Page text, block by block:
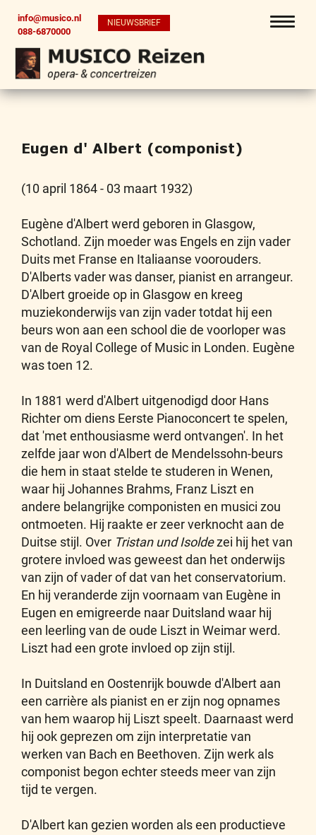
info@musico.nl
088-6870000
NIEUWSBRIEF
Eugen d' Albert (componist)
(10 april 1864 - 03 maart 1932)
Eugène d'Albert werd geboren in Glasgow,
Schotland. Zijn moeder was Engels en zijn vader
Duits met Franse en Italiaanse voorouders.
D'Alberts vader was danser, pianist en arrangeur.
D'Albert groeide op in Glasgow en kreeg
muziekonderwijs van zijn vader totdat hij een
beurs won aan een school die de voorloper was
van de Royal College of Music in Londen. Eugène
was toen 12.
In 1881 werd d'Albert uitgenodigd door Hans
Richter om diens Eerste Pianoconcert te spelen,
dat 'met enthousiasme werd ontvangen'. In het
zelfde jaar won d'Albert de Mendelssohn-beurs
die hem in staat stelde te studeren in Wenen,
waar hij Johannes Brahms, Franz Liszt en
andere belangrijke componisten en musici zou
ontmoeten. Hij raakte er zeer verknocht aan de
Duitse stijl. Over Tristan und Isoldezei hij het van
grotere invloed was geweest dan het onderwijs
van zijn of vader of dat van het conservatorium.
En hij veranderde zijn voornaam van Eugène in
Eugen en emigreerde naar Duitsland waar hij
een leerling van de oude Liszt in Weimar werd.
Liszt had een grote invloed op zijn stijl.
In Duitsland en Oostenrijk bouwde d'Albert aan
een carrière als pianist en er zijn nog opnames
van hem waarop hij Liszt speelt. Daarnaast werd
hij ook geprezen om zijn interpretatie van
werken van Bach en Beethoven. Zijn werk als
componist begon echter steeds meer van zijn
tijd te vergen.
D'Albert kan gezien worden als een productieve